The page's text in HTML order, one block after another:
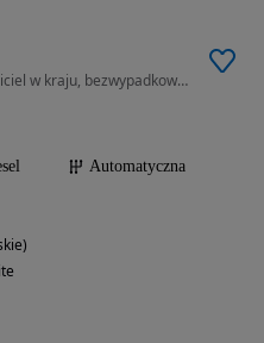
2967 cm3 • 233 KM • pierwszy właściciel w kraju, bezwypadkowy, nowy akumulator, zadbany
Automatyczna